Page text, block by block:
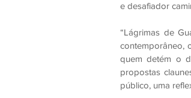
e desafiador
“Lágrimas de
contemporâneo,
quem detém o
propostas
público, uma